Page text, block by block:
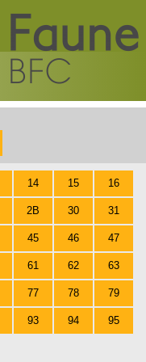
14 15 16
2B 30 31
45 46 47
61 62 63
77 78 79
93 94 95